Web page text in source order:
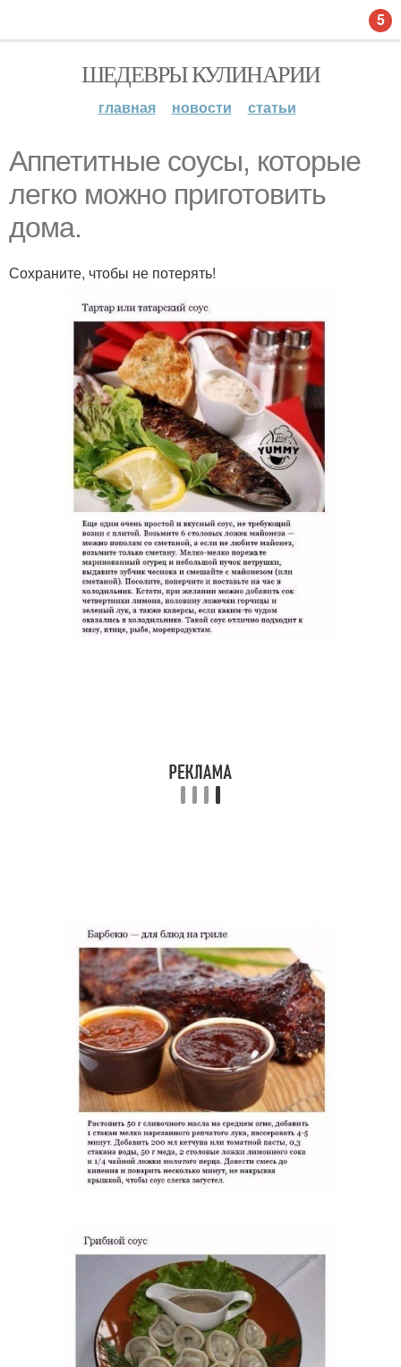
ШЕДЕВРЫ КУЛИНАРИИ
главная новости статьи
Аппетитные соусы, которые
легко можно приготовить
дома.
Сохраните, чтобы не потерять!
5